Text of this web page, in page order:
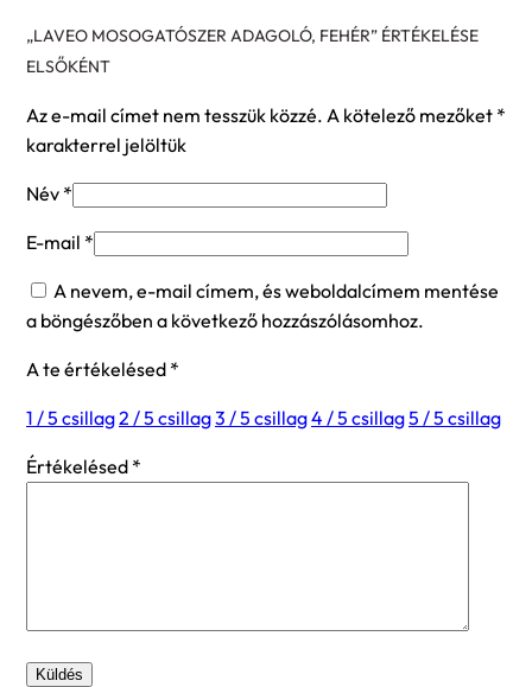
„LAVEO MOSOGATÓSZER ADAGOLÓ, FEHÉR” ÉRTÉKELÉSE
ELSŐKÉNT
Az e-mail címet nem tesszük közzé. A kötelező mezőket *
karakterrel jelöltük
Név *
E-mail *
A nevem, e-mail címem, és weboldalcímem mentése
a böngészőben a következő hozzászólásomhoz.
A te értékelésed *
1 / 5 csillag2 / 5 csillag3 / 5 csillag4 / 5 csillag5 / 5 csillag
Értékelésed *